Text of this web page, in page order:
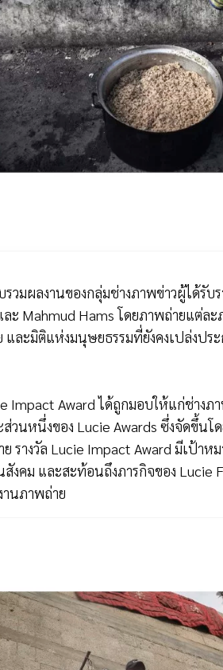
รวมผลงานของกลุ่มช่างภาพข่าวผู้ได้รั
ะ Mahmud Hams โดยภาพถ่ายแต่ล
และมิติแห่งมนุษยธรรมที่ยังคงเปล่งปร
Impact Award ได้ถูกมอบให้แก่ช่างภ
นหนึ่งของ Lucie Awards ซึ่งจัดขึ้นโ
รางวัล Lucie Impact Award มีเป้าห
งคม และสะท้อนถึงภารกิจของ
นภาพถ่าย